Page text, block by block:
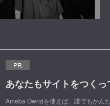
PR
あなたもサイトをつく
Ameba Owndを使えば、誰でもかん